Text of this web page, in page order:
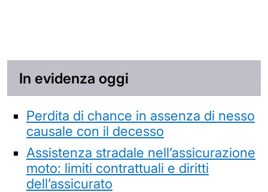
In evidenza oggi
Perdita di chance in assenza di nesso
causale con il decesso
Assistenza stradale nell’assicurazione
moto: limiti contrattuali e diritti
dell’assicurato